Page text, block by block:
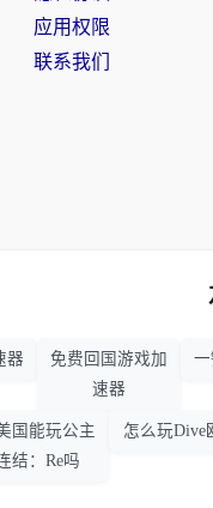
应用权限
联系我们
器
免费回国游戏加
速器
国能玩公主
结：Re吗
怎么玩Dive